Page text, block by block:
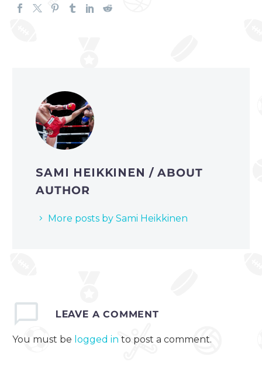
SAMI HEIKKINEN/ ABOUT
AUTHOR
More posts by Sami Heikkinen
LEAVE A COMMENT
You must be logged in to post a comment.